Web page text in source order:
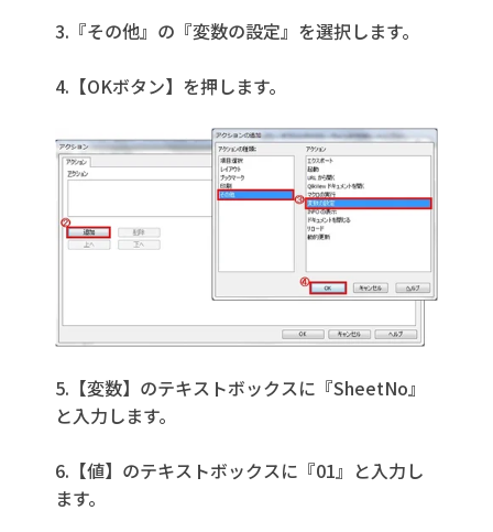
3.『その他』の『変数の設定』を選択します。
4.【OKボタン】を押します。
5.【変数】のテキストボックスに『SheetNo』
と入力します。
6.【値】のテキストボックスに『01』と入力し
ます。